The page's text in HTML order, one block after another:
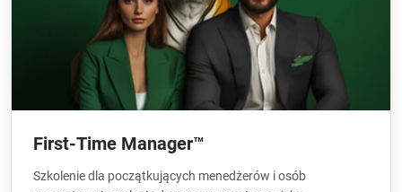
First-Time Manager™
Szkolenie dla początkujących menedżerów i osób